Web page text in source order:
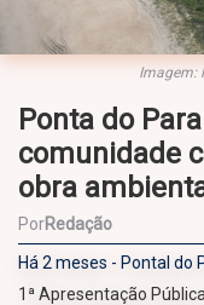
Imagem:
Ponta do
comunidade
obra
PorRedação
Há 2 meses - Pontal do
1ª Apresentação